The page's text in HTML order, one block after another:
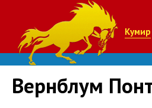
Кумир
Вернблум